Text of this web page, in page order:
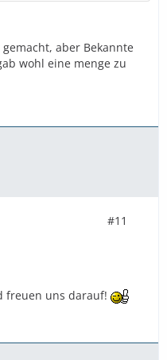
aber Bekannte
wohl eine menge zu
#11
freuen uns darauf!